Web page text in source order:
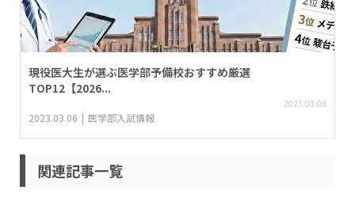
現役医大生が選ぶ医学部予備校おすすめ厳選
TOP12【2026...
2023.03.06
2023.03.06 医学部入試情報
関連記事一覧